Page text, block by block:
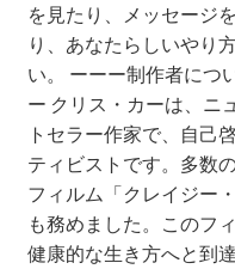
を見たり、メッセージ
り、あなたらしいやり
い。 ーーー制作者につ
ー クリス・カーは、ニ
トセラー作家で、自己
ティビストです。多数
フィルム「クレイジー
も務めました。このフ
健康的な生き方へと到